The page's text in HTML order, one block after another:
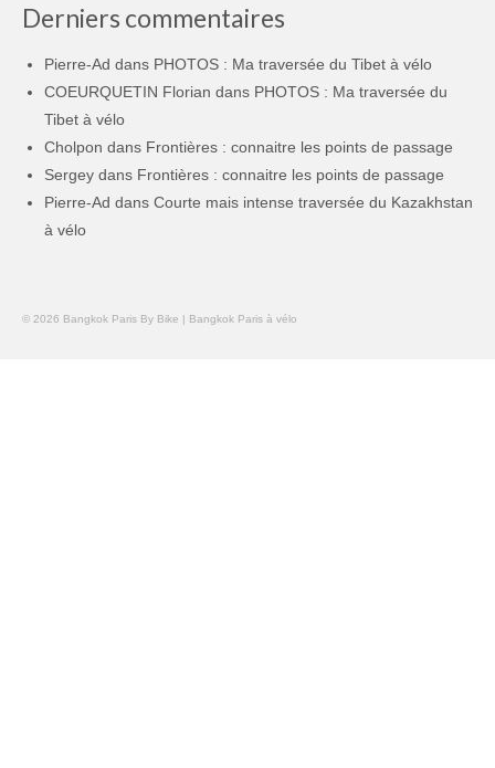
Derniers commentaires
Pierre-Ad dans PHOTOS : Ma traversée du Tibet à vélo
COEURQUETIN Florian dans PHOTOS : Ma traversée du
Tibet à vélo
Cholpon dans Frontières : connaitre les points de passage
Sergey dans Frontières : connaitre les points de passage
Pierre-Ad dans Courte mais intense traversée du Kazakhstan
à vélo
© 2026 Bangkok Paris By Bike | Bangkok Paris à vélo